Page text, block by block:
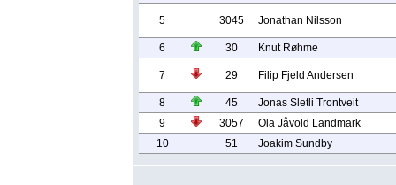
5 3045 Jonathan Nilsson
6 30 Knut Røhme
7 29 Filip Fjeld Andersen
8 45
Jonas Sletli Trontveit
9
3057
Ola Jåvold Landmark
10
51 Joakim Sundby